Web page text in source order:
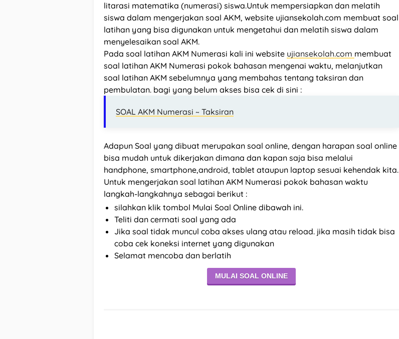
litarasi matematika (numerasi) siswa.Untuk mempersiapkan dan melatih
siswa dalam mengerjakan soal AKM, website ujiansekolah.com membuat soal
latihan yang bisa digunakan untuk mengetahui dan melatih siswa dalam
menyelesaikan soal AKM.
Pada soal latihan AKM Numerasi kali ini website ujiansekolah.com membuat
soal latihan AKM Numerasi pokok bahasan mengenai waktu, melanjutkan
soal latihan AKM sebelumnya yang membahas tentang taksiran dan
pembulatan. bagi yang belum akses bisa cek di sini :
SOAL AKM Numerasi ~ Taksiran
Adapun Soal yang dibuat merupakan soal online, dengan harapan soal online
bisa mudah untuk dikerjakan dimana dan kapan saja bisa melalui
handphone, smartphone,android, tablet ataupun laptop sesuai kehendak kita.
Untuk mengerjakan soal latihan AKM Numerasi pokok bahasan waktu
langkah-langkahnya sebagai berikut :
silahkan klik tombol Mulai Soal Online dibawah ini.
Teliti dan cermati soal yang ada
Jika soal tidak muncul coba akses ulang atau reload. jika masih tidak bisa
coba cek koneksi internet yang digunakan
Selamat mencoba dan berlatih
MULAI SOAL ONLINE